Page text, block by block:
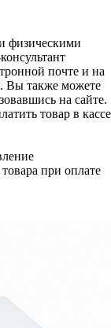
физическими
почте и на
Вы также можете
на сайте.
товар в кассе
при оплате